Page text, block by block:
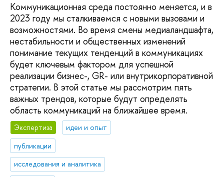
Коммуникационная среда постоянно меняется, и в
2023 году мы сталкиваемся с новыми вызовами и
возможностями. Во время смены медиаландшафта,
нестабильности и общественных изменений
понимание текущих тенденций в коммуникациях
будет ключевым фактором для успешной
реализации бизнес-, GR- или внутрикорпоративной
стратегии. В этой статье мы рассмотрим пять
важных трендов, которые будут определять
область коммуникаций на ближайшее время.
Экспертиза
идеи и опыт
публикации
исследования и аналитика